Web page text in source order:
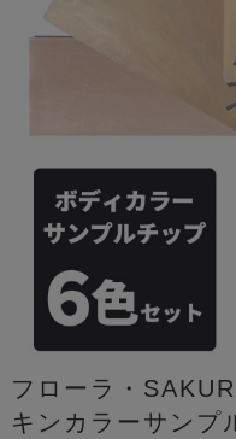
フローラ・
キンカラーサンプ